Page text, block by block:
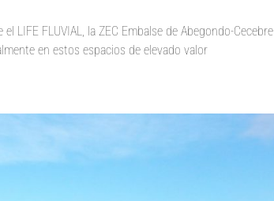
LIFE FLUVIAL, la ZEC Embalse de Abegondo-Cecebre
en estos espacios de elevado valor